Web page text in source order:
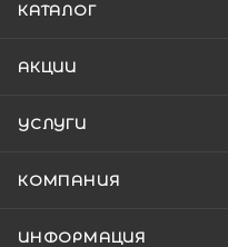
КАТАЛОГ
АКЦИИ
УСЛУГИ
КОМПАНИЯ
ИНФОРМАЦИЯ